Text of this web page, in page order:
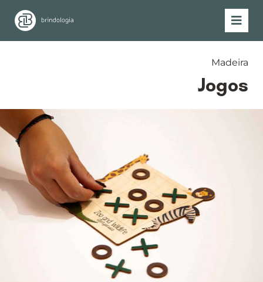
Madeira
Jogos